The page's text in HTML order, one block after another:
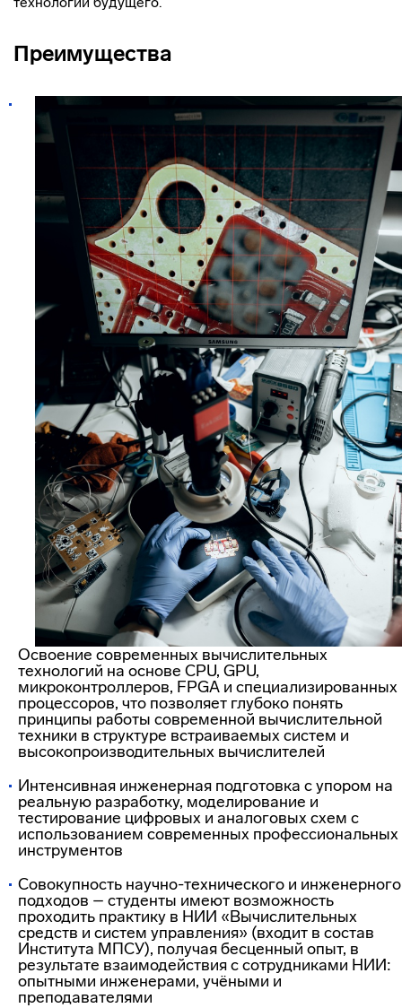
Преимущества
Освоение современных вычислительных
технологий на основе CPU, GPU,
микроконтроллеров, FPGA и специализированных
процессоров, что позволяет глубоко понять
принципы работы современной вычислительной
техники в структуре встраиваемых систем и
высокопроизводительных вычислителей
Интенсивная инженерная подготовка с упором на
реальную разработку, моделирование и
тестирование цифровых и аналоговых схем с
использованием современных профессиональных
инструментов
Совокупность научно-технического и инженерного
подходов – студенты имеют возможность
проходить практику в НИИ «Вычислительных
средств и систем управления» (входит в состав
Института МПСУ), получая бесценный опыт, в
результате взаимодействия с сотрудниками НИИ:
опытными инженерами, учёными и
преподавателями